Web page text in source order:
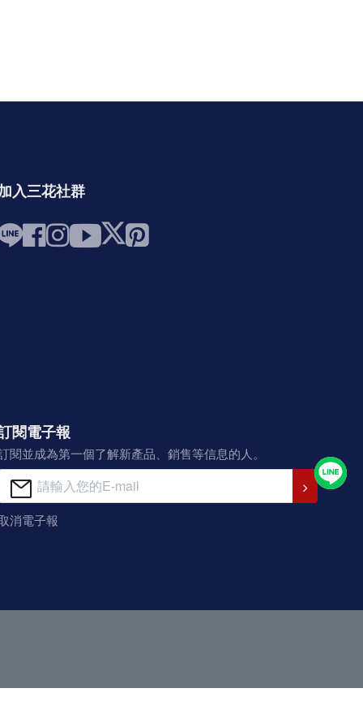
入三花社群
閱電子報
閱並成為第一個了解新產品、銷售等信息的人。
消電子報